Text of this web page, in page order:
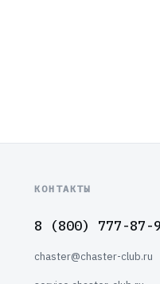
КОНТАКТЫ
8 (800) 777-87-
chaster@chaster-club.ru